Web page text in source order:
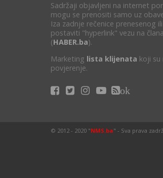
Sadržaji objavljeni na internet
mogu se prenositi samo uz
Iza zadnje rečenice prenesenog
postaviti "hyperlink" vezu na
(HABER.ba).
Marketing lista klijenata koji su
povjerenje.
ok
© 2012 - 2020 "NMS.ba" - Sva prava